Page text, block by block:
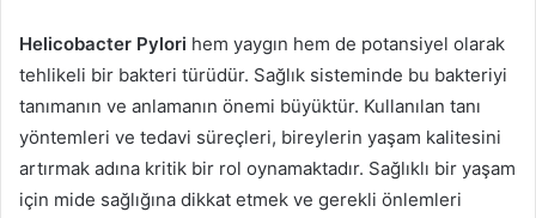
Helicobacter Pylori hem yaygın hem de potansiyel olarak
tehlikeli bir bakteri türüdür. Sağlık sisteminde bu bakteriyi
tanımanın ve anlamanın önemi büyüktür. Kullanılan tanı
yöntemleri ve tedavi süreçleri, bireylerin yaşam kalitesini
artırmak adına kritik bir rol oynamaktadır. Sağlıklı bir yaşam
için mide sağlığına dikkat etmek ve gerekli önlemleri